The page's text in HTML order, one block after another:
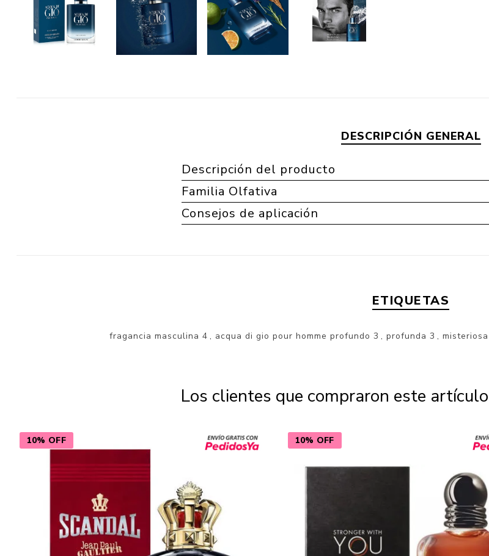
DESCRIPCIÓN GENERAL
Descripción del producto
Familia Olfativa
Consejos de aplicación
ETIQUETAS
fragancia masculina 4 , acqua di gio pour homme profundo 3 , profunda 3 , misteriosa
Los clientes que compraron este
10% OFF 10% OFF